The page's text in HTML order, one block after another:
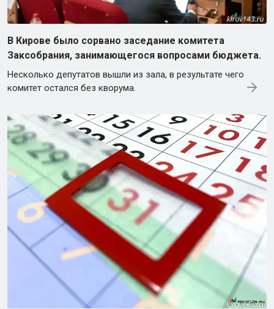
В Кирове было сорвано заседание комитета
Заксобрания, занимающегося вопросами бюджета.
Несколько депутатов вышли из зала, в результате чего
комитет остался без кворума.